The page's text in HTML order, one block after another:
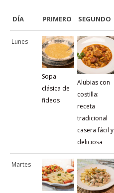
DÍA PRIMERO SEGUNDO
Lunes
Sopa
clásica de
fideos
Alubias con
costilla:
receta
tradicional
casera fácil y
deliciosa
Martes